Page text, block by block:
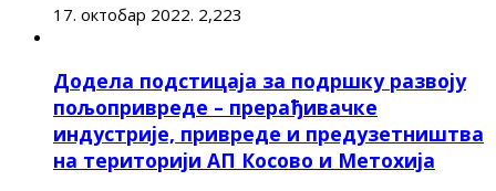
17. октобар 2022. 2,223
Додела подстицаја за подршку развоју
пољопривреде – прерађивачке
индустрије, привреде и предузетништва
на територији АП Косово и Метохија